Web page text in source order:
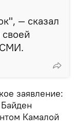
— сказал
СМИ.
заявление:
Камалой